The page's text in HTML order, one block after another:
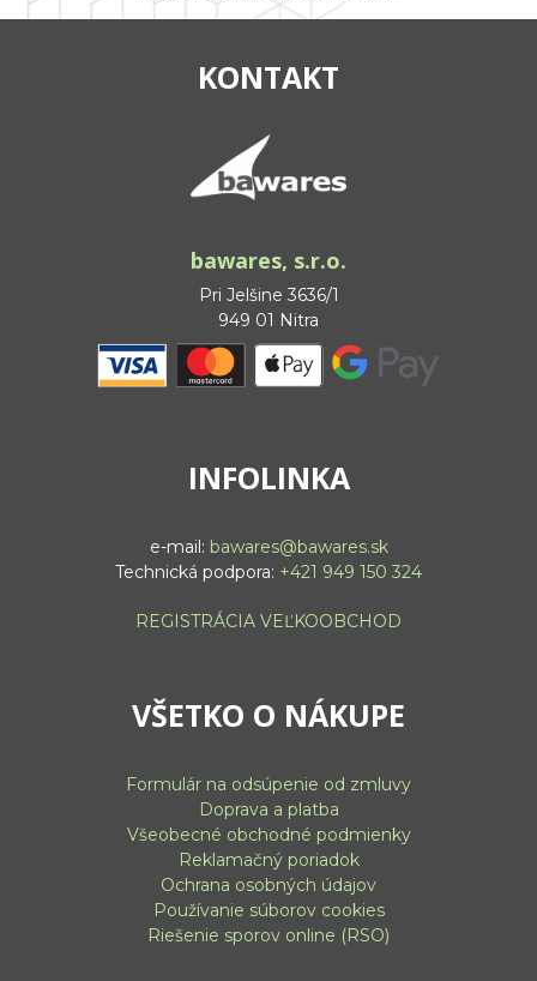
KONTAKT
bawares, s.r.o.
Pri Jelšine 3636/1
949 01 Nitra
INFOLINKA
e-mail: bawares@bawares.sk
Technická podpora: +421 949 150 324
REGISTRÁCIA VEĽKOOBCHOD
VŠETKO O NÁKUPE
Formulár na odsúpenie od zmluvy
Doprava a platba
Všeobecné obchodné podmienky
Reklamačný poriadok
Ochrana osobných údajov
Používanie súborov cookies
Riešenie sporov online (RSO)